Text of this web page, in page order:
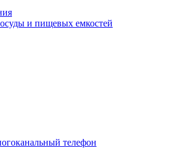
и пищевых емкостей
телефон